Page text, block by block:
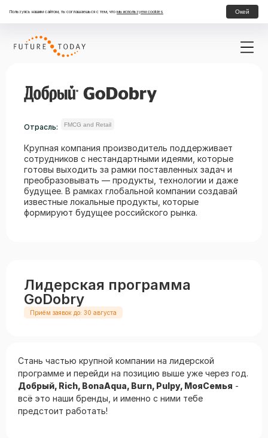
Пользуясь нашим сайтом, ты соглашаешься с тем, что мы используем cookies Окей
Отрасль: FMCG and Retail
Крупная компания производитель поддерживает
сотрудников с нестандартными идеями, которые
готовы выходить за рамки поставленных задач и
преобразовывать — продукты, технологии и даже
будущее. В рамках глобальной компании создавай
известные локальные продукты, которые
формируют будущее российского рынка.
Лидерская программа
GoDobry
Приём заявок до: 30 августа
Стань частью крупной компании на лидерской
программе и перейди на позицию выше уже через год.
Добрый, Rich, BonaAqua, Burn, Pulpy, МояСемья -
всё это наши бренды, и именно с ними тебе
предстоит работать!